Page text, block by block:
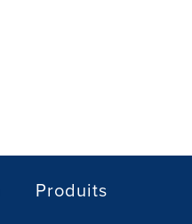
Produits